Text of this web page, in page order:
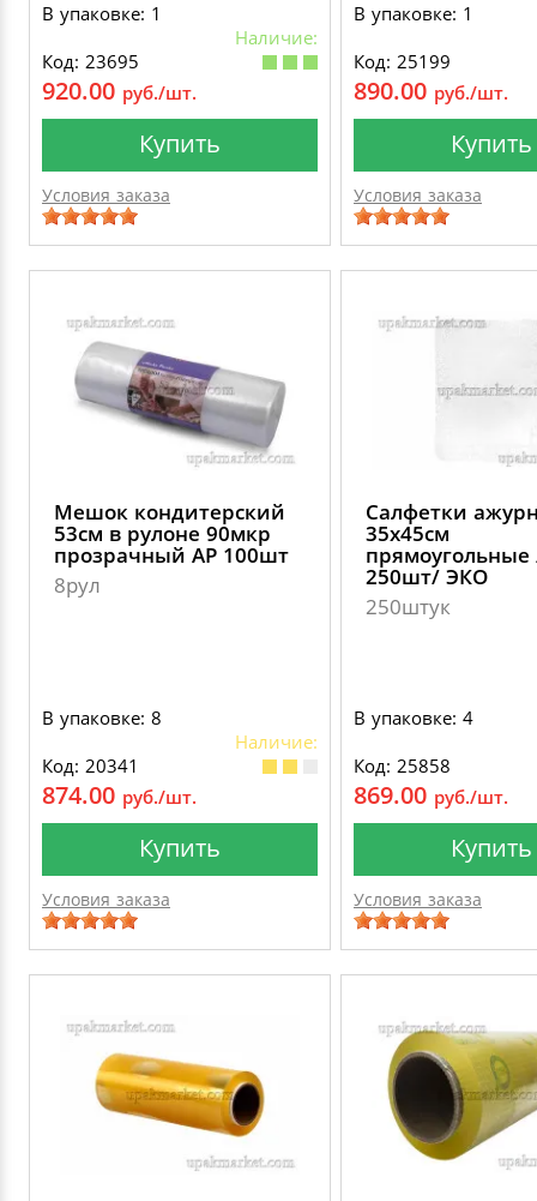
В упаковке: 1
Наличие:
Код: 23695
920.00 руб./шт.
Купить
Условия заказа
В упаковке: 1
Код: 25199
890.00 руб./шт.
Купить
Условия заказа
Мешок кондитерский
53см в рулоне 90мкр
прозрачный AP 100шт
8рул
В упаковке: 8
Наличие:
Код: 20341
874.00 руб./шт.
Купить
Условия заказа
Салфетки
35х45см
прямоугольные
250шт/ ЭКО
250штук
В упаковке: 4
Код: 25858
869.00 руб./шт.
Купить
Условия заказа